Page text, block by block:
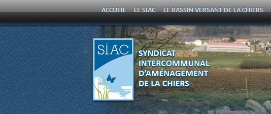
ACCUEIL LE SIAC LE BASSIN VERSANT DE LA CHIERS
PROGRAMME PLURIANNUEL D’ENTRETIEN DE LA CHIERS
SYNDICAT
INTERCOMMUNAL
D'AMÉNAGEMENT DE LA
CHIERS